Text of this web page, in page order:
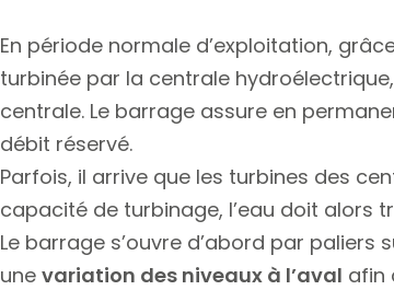
En période normale d’exploitation,
turbinée par la centrale
centrale. Le barrage assure en
débit réservé.
Parfois, il arrive que les turbines des
capacité de turbinage, l’eau doit alors
Le barrage s’ouvre d’abord par
une variation des niveaux à l’aval afin